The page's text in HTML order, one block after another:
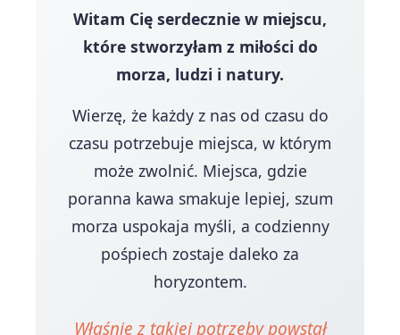
Witam Cię serdecznie w miejscu,
które stworzyłam z miłości do
morza, ludzi i natury.
Wierzę, że każdy z nas od czasu do
czasu potrzebuje miejsca, w którym
może zwolnić. Miejsca, gdzie
poranna kawa smakuje lepiej, szum
morza uspokaja myśli, a codzienny
pośpiech zostaje daleko za
horyzontem.
Właśnie z takiej potrzeby powstał